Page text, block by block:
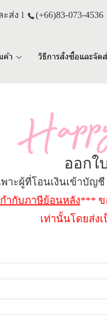
ะส่ง l (+66)83-073-4536
ค้า วิธีการสั่งซื้อและจัด
ออกใ
าะผู้ที่โอนเงินเข้าบัญ
ำกับภาษีย้อนหลัง*** ข
เท่านั้นโดยส่งเ